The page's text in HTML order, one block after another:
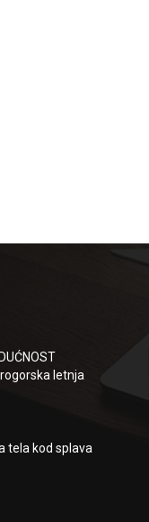
letnja
tela kod splava